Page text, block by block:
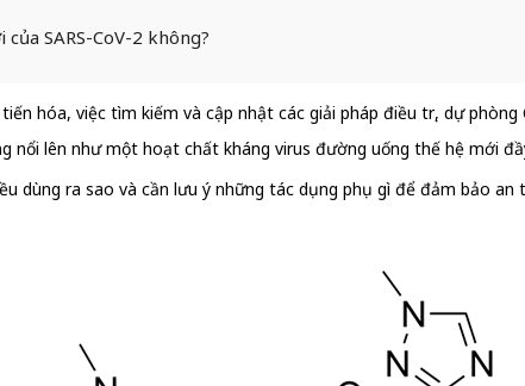
SARS-CoV-2 không?
hóa, việc tìm kiếm và cập nhật các giải pháp điều trị, dự
nổi lên như một hoạt chất kháng virus đường uống thế hệ mới
dùng ra sao và cần lưu ý những tác dụng phụ gì để đảm bảo